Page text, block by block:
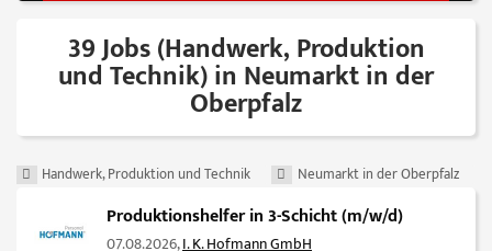
39 Jobs (Handwerk, Produktion
und Technik) in Neumarkt in der
Oberpfalz
Handwerk, Produktion und Technik Neumarkt in der Oberpfalz
Produktionshelfer in 3-Schicht (m/w/d)
07.08.2026,I. K. Hofmann GmbH